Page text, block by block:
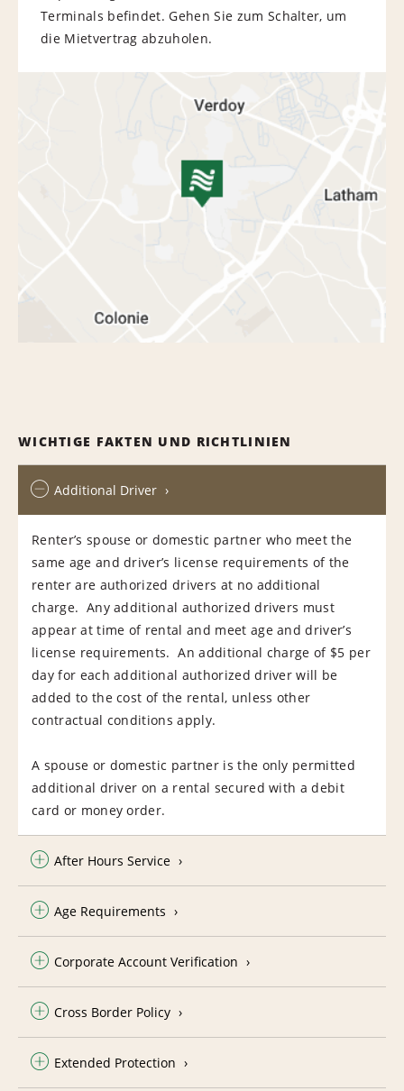
Terminals befindet. Gehen Sie zum Schalter, um
die Mietvertrag abzuholen.
WICHTIGE FAKTEN UND RICHTLINIEN
Additional Driver
Renter’s spouse or domestic partner who meet the
same age and driver’s license requirements of the
renter are authorized drivers at no additional
charge. Any additional authorized drivers must
appear at time of rental and meet age and driver’s
license requirements. An additional charge of $5 per
day for each additional authorized driver will be
added to the cost of the rental, unless other
contractual conditions apply.
A spouse or domestic partner is the only permitted
additional driver on a rental secured with a debit
card or money order.
After Hours Service
Age Requirements
Corporate Account Verification
Cross Border Policy
Extended Protection